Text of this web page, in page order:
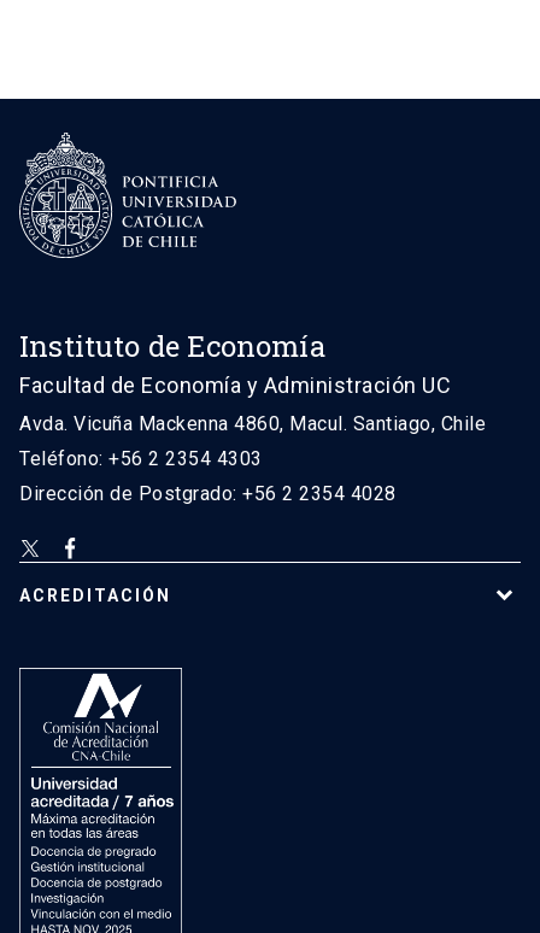
Instituto de Economía
Facultad de Economía y Administración UC
Avda. Vicuña Mackenna 4860, Macul. Santiago, Chile
Teléfono: +56 2 2354 4303
Dirección de Postgrado: +56 2 2354 4028
ACREDITACIÓN